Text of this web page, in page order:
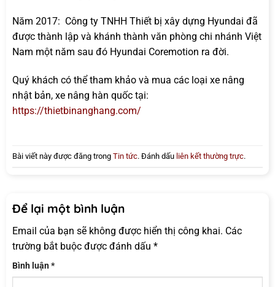
Năm 2017: Công ty TNHH Thiết bị xây dựng Hyundai đã
được thành lập và khánh thành văn phòng chi nhánh Việt
Nam một năm sau đó Hyundai Coremotion ra đời.
Quý khách có thể tham khảo và mua các loại xe nâng
nhật bản, xe nâng hàn quốc tại:
https://thietbinanghang.com/
Bài viết này được đăng trong Tin tức. Đánh dấu liên kết thường trực.
Để lại một bình luận
Email của bạn sẽ không được hiển thị công khai. Các
trường bắt buộc được đánh dấu *
Bình luận*